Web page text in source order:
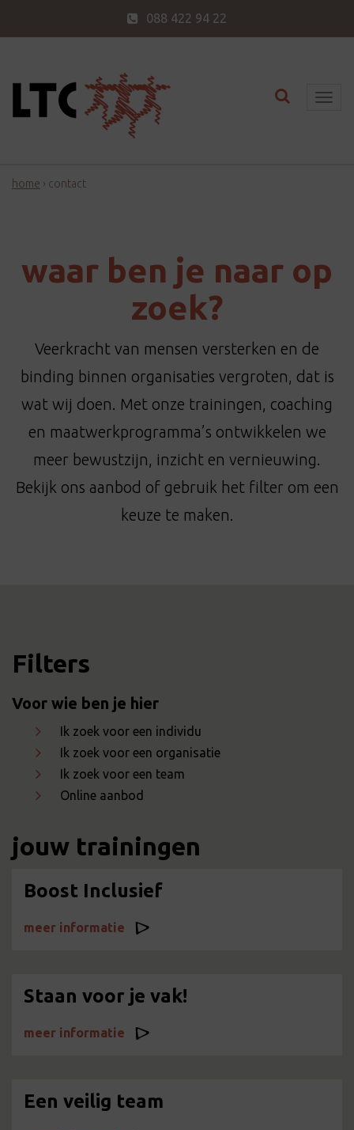
088 422 94 22
T
v
o
Toggle
home › contact
waar ben je naar op
zoek?
Veerkracht van mensen versterken en de
binding binnen organisaties vergroten, dat is
wat wij doen. Met onze trainingen, coaching
en maatwerkprogramma’s ontwikkelen we
meer bewustzijn, inzicht en vernieuwing.
Bekijk ons aanbod of gebruik het filter om een
keuze te maken.
Filters
Voor wie ben je hier
Ik zoek voor een individu
Ik zoek voor een organisatie
Ik zoek voor een team
Online aanbod
jouw trainingen
Boost Inclusief
meer informatie
Staan voor je vak!
meer informatie
Een veilig team